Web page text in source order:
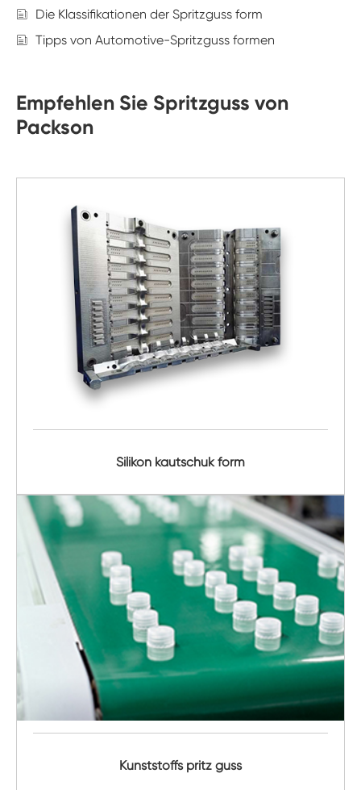
Die Klassifikationen der Spritzguss form
Tipps von Automotive-Spritzguss formen
Empfehlen Sie Spritzguss von
Packson
Silikon kautschuk form
Kunststoffs pritz guss